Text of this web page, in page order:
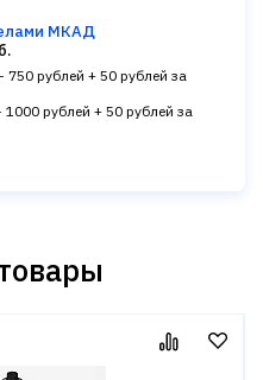
МКАД
рублей + 50 рублей за
рублей + 50 рублей за